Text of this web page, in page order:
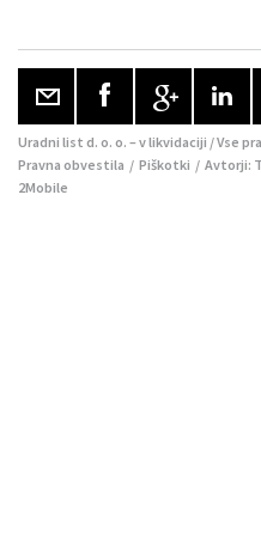
Uradni list d. o. o. – v likvidaciji / Vse
Pravna obvestila / Piškotki / Avtorji:
2Mobile